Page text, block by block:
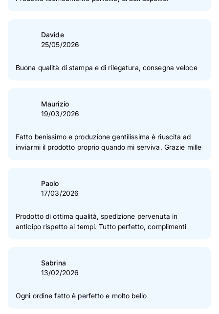
Davide
25/05/2026
Buona qualità di stampa e di rilegatura, consegna veloce
Maurizio
19/03/2026
Fatto benissimo e produzione gentilissima è riuscita ad
inviarmi il prodotto proprio quando mi serviva. Grazie mille
Paolo
17/03/2026
Prodotto di ottima qualità, spedizione pervenuta in
anticipo rispetto ai tempi. Tutto perfetto, complimenti
Sabrina
13/02/2026
Ogni ordine fatto è perfetto e molto bello